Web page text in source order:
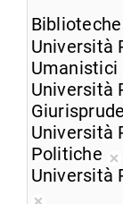
Biblioteche
Università
Umanistici
Università
Università
Politiche
Università